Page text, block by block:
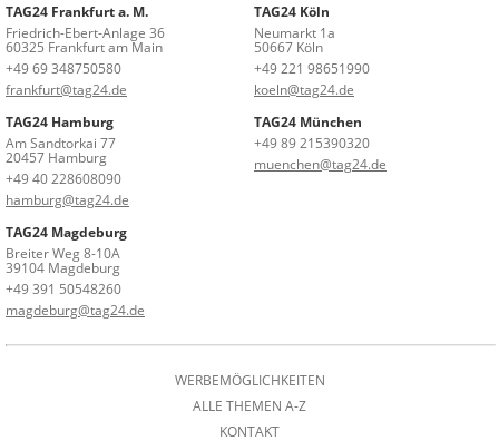
TAG24 Frankfurt a. M.
Friedrich-Ebert-Anlage 36
60325 Frankfurt am Main
+49 69 348750580
frankfurt@tag24.de
TAG24 Köln
Neumarkt 1a
50667 Köln
+49 221 98651990
koeln@tag24.de
TAG24 Hamburg
Am Sandtorkai 77
20457 Hamburg
+49 40 228608090
hamburg@tag24.de
TAG24 München
+49 89 215390320
muenchen@tag24.de
TAG24 Magdeburg
Breiter Weg 8-10A
39104 Magdeburg
+49 391 50548260
magdeburg@tag24.de
WERBEMÖGLICHKEITEN
ALLE THEMEN A-Z
KONTAKT